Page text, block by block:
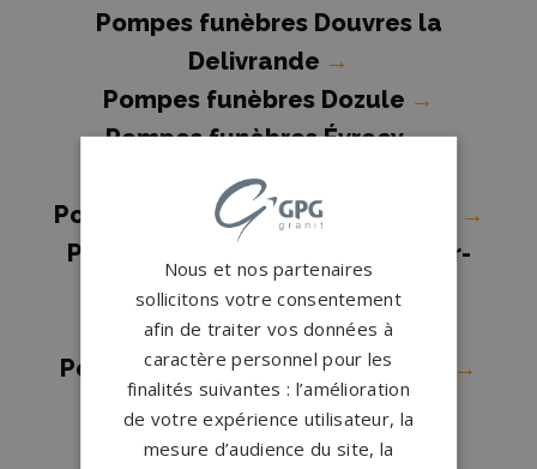
Pompes funèbres Douvres la
Delivrande →
Pompes funèbres Dozule →
Pompes funèbres Évrecy→
Pompes funèbres Falaise
Pompes funèbres Fleury sur Orne
→
Pompes funèbres Gonneville-sur-
Honfleur →
Pompes funèbres Ifs →
Pompes funèbres Isigny-sur-Mer
→
Pompes funèbres Lisieux
Pompes funèbres Livarot
Nous et nos partenaires
sollicitons votre consentement
afin de traiter vos données à
caractère personnel pour les
finalités suivantes : l’amélioration
de votre expérience utilisateur, la
mesure d’audience du site, la